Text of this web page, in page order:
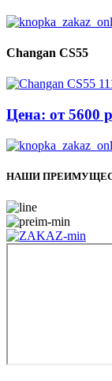
Changan CS55
Цена: от 5600
НАШИ